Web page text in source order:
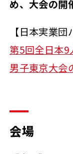
め、大会の開
【日本実業
第5回全日本
男子東京大会
会場